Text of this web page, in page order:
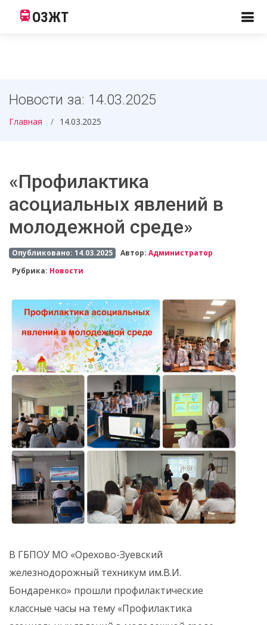
ОЗЖТ
Новости за: 14.03.2025
Главная 14.03.2025
«Профилактика
асоциальных явлений в
молодежной среде»
Опубликовано: 14.03.2025 Автор:Администратор
Рубрика: Новости
В ГБПОУ МО «Орехово-Зуевский
железнодорожный техникум им.В.И.
Бондаренко» прошли профилактические
классные часы на тему «Профилактика